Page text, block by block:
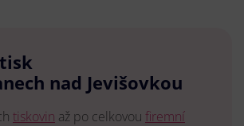
nad Jevišovkou
tiskovin až po celkovou firemní